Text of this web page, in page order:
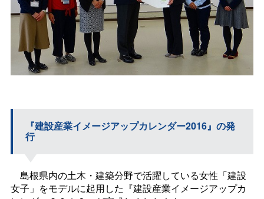
『建設産業イメージアップカレンダー2016』の発
行
島根県内の土木・建築分野で活躍している女性「建設
女子」をモデルに起用した『建設産業イメージアップカ